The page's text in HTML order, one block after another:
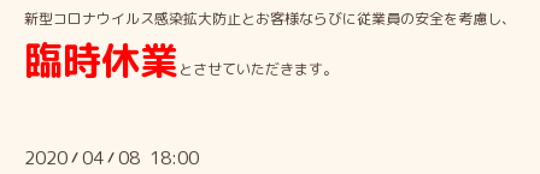
新型コロナウイルス感染拡大防止とお客様ならびに従業員の安全を考慮し、
臨時休業とさせていただきます。
2020/04/08 18:00